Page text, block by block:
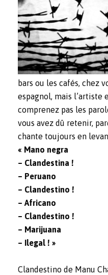
bars ou les cafés, chez
espagnol, mais l’artiste
comprenez pas les
vous avez dû retenir,
chante toujours en
« Mano negra
– Clandestina !
– Peruano
– Clandestino !
– Africano
– Clandestino !
– Marijuana
– Ilegal ! »
Clandestino de Manu